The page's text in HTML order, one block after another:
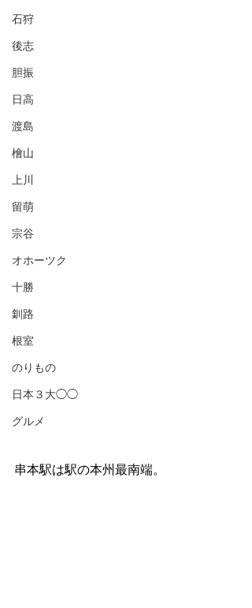
石狩
後志
胆振
日高
渡島
檜山
上川
留萌
宗谷
オホーツク
十勝
釧路
根室
のりもの
日本３大◯◯
グルメ
串本駅は駅の本州最南端。